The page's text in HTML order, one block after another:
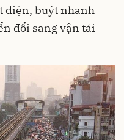
điện, buýt nhanh
đổi sang vận tải